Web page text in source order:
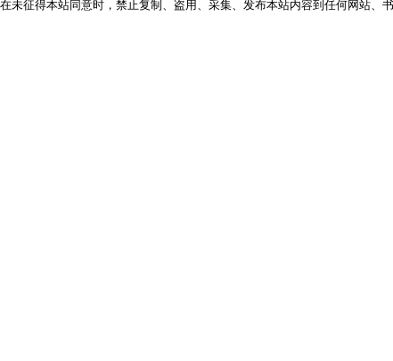
征得本站同意时，禁止复制、盗用、采集、发布本站内容到任何网站